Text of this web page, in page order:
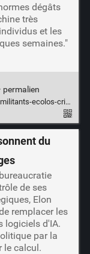
dégâts
très
et les
semaines."
permalien
naturopathie-conflits
du
de ses
Elon
remplacer les
logiciels d'IA.
par la
le calcul.